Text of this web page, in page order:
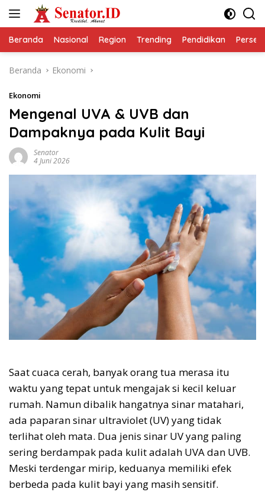
Beranda Nasional Region Trending Pendidikan
Beranda Ekonomi
Ekonomi
Mengenal UVA & UVB dan
Dampaknya pada Kulit Bayi
Senator
4 Juni 2026
Saat cuaca cerah, banyak orang tua merasa itu
waktu yang tepat untuk mengajak si kecil keluar
rumah. Namun dibalik hangatnya sinar matahari,
ada paparan sinar ultraviolet (UV) yang tidak
terlihat oleh mata. Dua jenis sinar UV yang paling
sering berdampak pada kulit adalah UVA dan UVB.
Meski terdengar mirip, keduanya memiliki efek
berbeda pada kulit bayi yang masih sensitif.